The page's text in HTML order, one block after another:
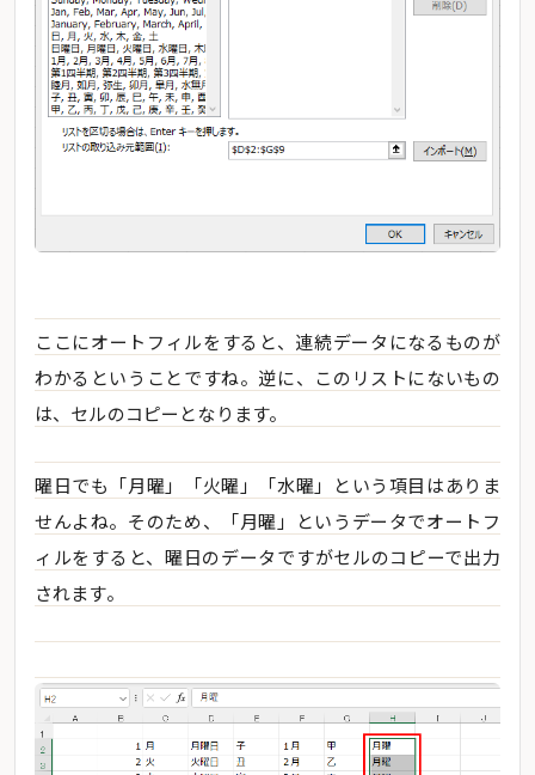
ここにオートフィルをすると、連続データになるものが
わかるということですね。逆に、このリストにないもの
は、セルのコピーとなります。
曜日でも「月曜」「火曜」「水曜」という項目はありま
せんよね。そのため、「月曜」というデータでオートフ
ィルをすると、曜日のデータですがセルのコピーで出力
されます。